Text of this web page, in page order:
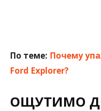
По теме: Почему
Ford Explorer?
ОЩУТИМО